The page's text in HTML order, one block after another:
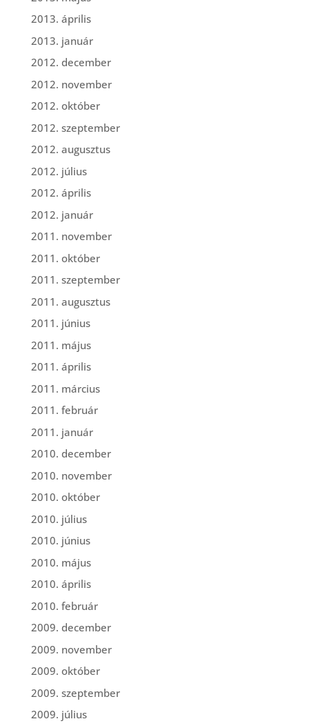
2013. április
2013. január
2012. december
2012. november
2012. október
2012. szeptember
2012. augusztus
2012. július
2012. április
2012. január
2011. november
2011. október
2011. szeptember
2011. augusztus
2011. június
2011. május
2011. április
2011. március
2011. február
2011. január
2010. december
2010. november
2010. október
2010. július
2010. június
2010. május
2010. április
2010. február
2009. december
2009. november
2009. október
2009. szeptember
2009. július